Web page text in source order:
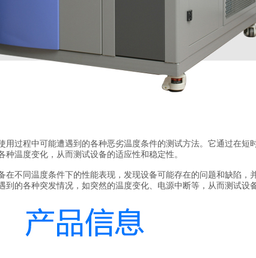
用过程中可能遭遇到的各种恶劣温度条件的测试方法。它通过在短
温度变化，从而测试设备的适应性和稳定性。
同温度条件下的性能表现，发现设备可能存在的问题和缺陷，
的各种突发情况，如突然的温度变化、电源中断等，从而测试设